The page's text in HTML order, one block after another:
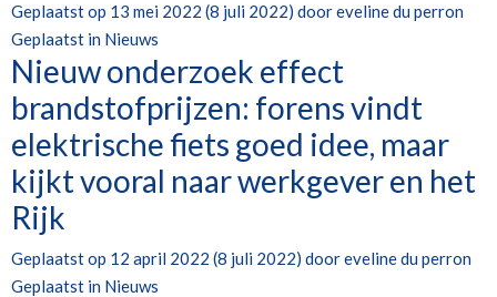
Geplaatst op 13 mei 2022 (8 juli 2022) dooreveline du perron
Geplaatst in Nieuws
Nieuw onderzoek effect
brandstofprijzen: forens vindt
elektrische fiets goed idee, maar
kijkt vooral naar werkgever en het
Rijk
Geplaatst op 12 april 2022 (8 juli 2022) dooreveline du perron
Geplaatst in Nieuws